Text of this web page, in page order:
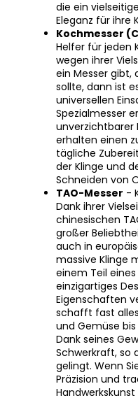
Eleganz für ihre
Kochmesser
Helfer für jeden
wegen ihrer
ein Messer gibt,
sollte, dann ist
universellen
Spezialmesser
unverzichtbarer
erhalten einen
tägliche
der Klinge und
Schneiden von
TAO-Messer-
Dank ihrer
chinesischen
großer
auch in
massive Klinge
einem Teil
einzigartiges
Eigenschaften
schafft fast
und Gemüse
Dank seines
Schwerkraft, so
gelingt. Wenn
Präzision und
Handwerkskunst
richtige Wahl.